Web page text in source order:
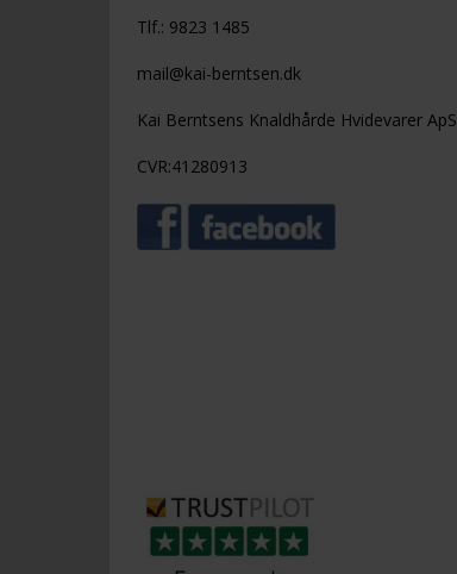
Tlf.: 9823 1485
mail@kai-berntsen.dk
Kai Berntsens Knaldhårde Hvidevarer ApS
CVR:41280913